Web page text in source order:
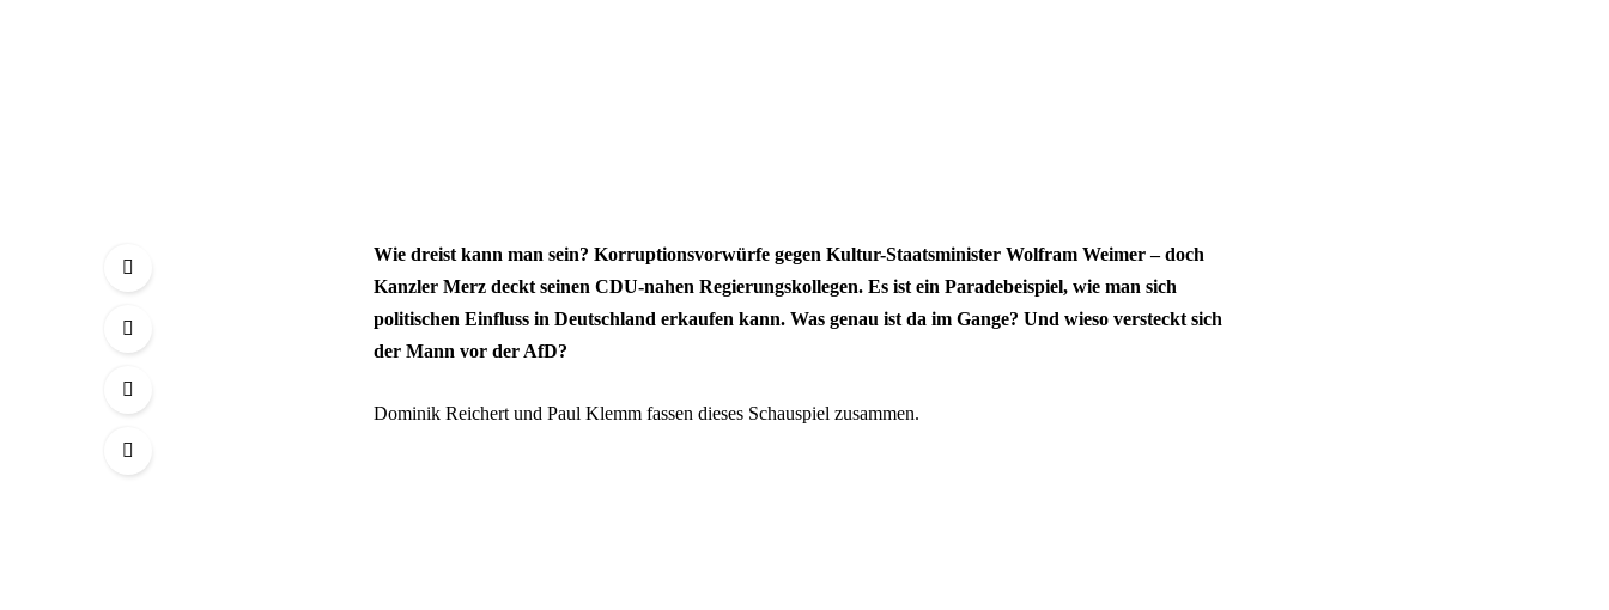
Wie dreist kann man sein? Korruptionsvorwürfe gegen Kultur-Staatsminister Wolfram Weimer – doch
Kanzler Merz deckt seinen CDU-nahen Regierungskollegen. Es ist ein Paradebeispiel, wie man sich
politischen Einfluss in Deutschland erkaufen kann. Was genau ist da im Gange? Und wieso versteckt sich
der Mann vor der AfD?
Dominik Reichert und Paul Klemm fassen dieses Schauspiel zusammen.